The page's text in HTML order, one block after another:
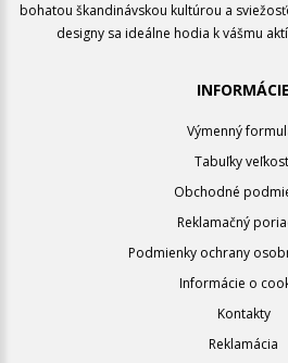
bohatou škandinávskou kultúrou a
designy sa ideálne hodia k vášmu
INFORMÁCIE
Výmenný
Tabuľky
Obchodné
Reklamačný
Podmienky ochrany
Informácie o
Kontakty
Reklamácia